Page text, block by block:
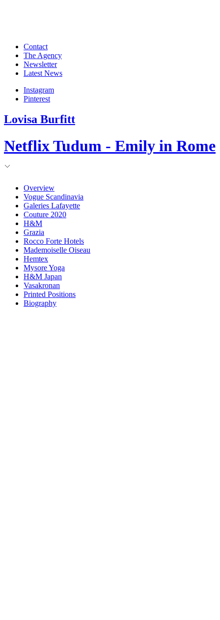
Contact
The Agency
Newsletter
Latest News
Instagram
Pinterest
Lovisa Burfitt
Netflix Tudum - Emily in Rome
Overview
Vogue Scandinavia
Galeries Lafayette
Couture 2020
H&M
Grazia
Rocco Forte Hotels
Mademoiselle Oiseau
Hemtex
Mysore Yoga
H&M Japan
Vasakronan
Printed Positions
Biography